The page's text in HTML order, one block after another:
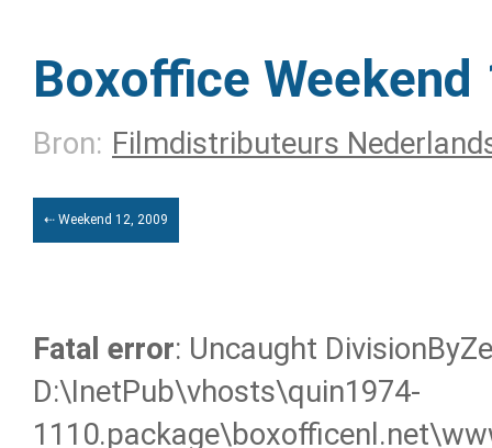
Boxoffice
Bron: Filmdistributeurs
⇠ Weekend 12, 2009
Fatal error: Uncaught
D:\InetPub\vhosts\quin1974-